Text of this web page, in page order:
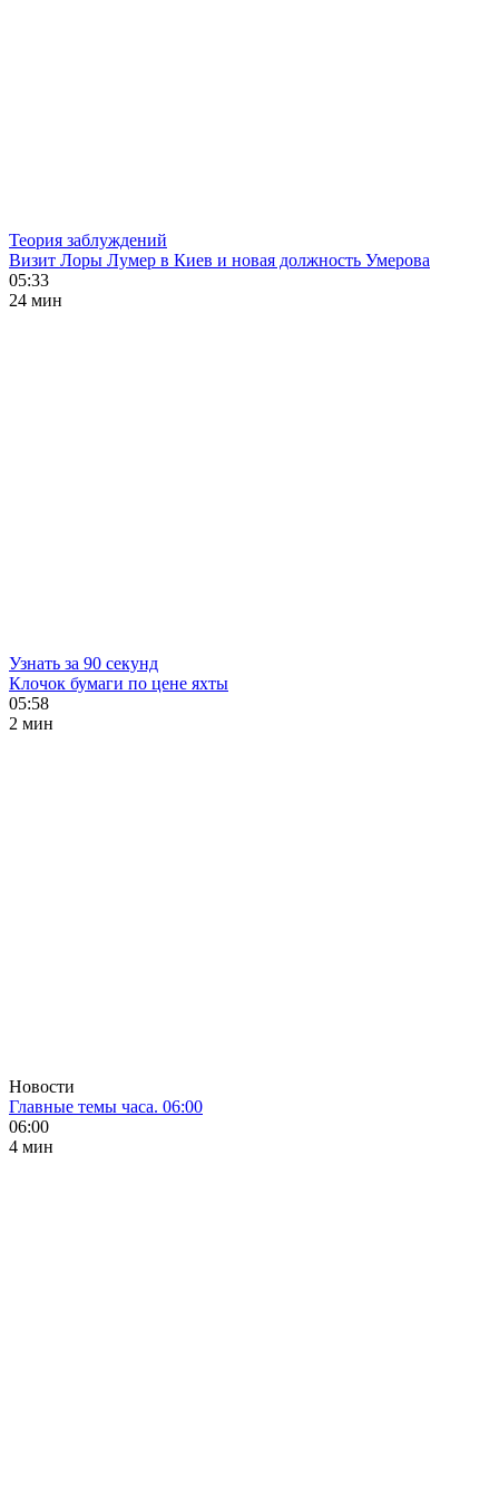
Теория заблуждений
Визит Лоры Лумер в Киев и новая должность Умерова
05:33
24 мин
Узнать за 90 секунд
Клочок бумаги по цене яхты
05:58
2 мин
Новости
Главные темы часа. 06:00
06:00
4 мин